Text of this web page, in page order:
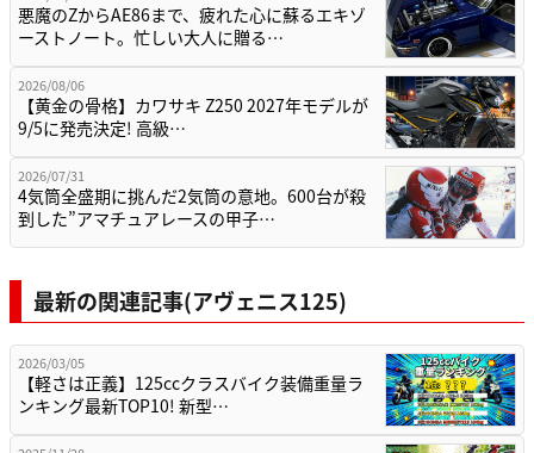
悪魔のZからAE86まで、疲れた心に蘇るエキゾ
ーストノート。忙しい大人に贈る…
2026/08/06
【黄金の骨格】カワサキ Z250 2027年モデルが
9/5に発売決定! 高級…
2026/07/31
4気筒全盛期に挑んだ2気筒の意地。600台が殺
到した”アマチュアレースの甲子…
最新の関連記事(アヴェニス125)
2026/03/05
【軽さは正義】125ccクラスバイク装備重量ラ
ンキング最新TOP10! 新型…